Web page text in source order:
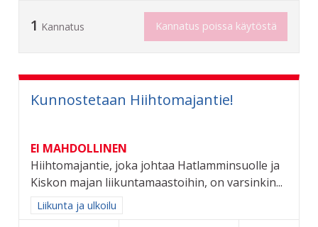
1 Kannatus Kannatus poissa käytöstä
Kunnostetaan Hiihtomajantie!
EI MAHDOLLINEN
Hiihtomajantie, joka johtaa Hatlamminsuolle ja
Kiskon majan liikuntamaastoihin, on varsinkin...
Rajaa tulokset aihepiirin mukaan: Liikunta ja ulkoilu
Liikunta ja ulkoilu